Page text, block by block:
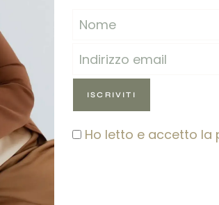
Ho letto e accetto la